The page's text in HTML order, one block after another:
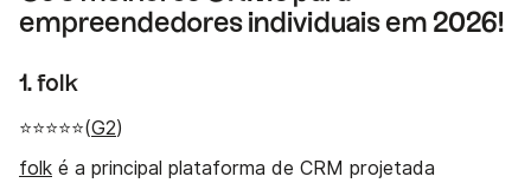
empreendedores individuais em 2026!
1. folk
⭐⭐⭐⭐⭐(G2)
folk é a principal plataforma de CRM projetada